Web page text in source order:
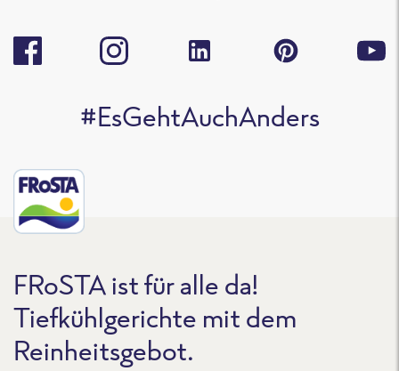
#EsGehtAuchAnders
FRoSTA ist für alle da!
Tiefkühlgerichte mit dem
Reinheitsgebot.